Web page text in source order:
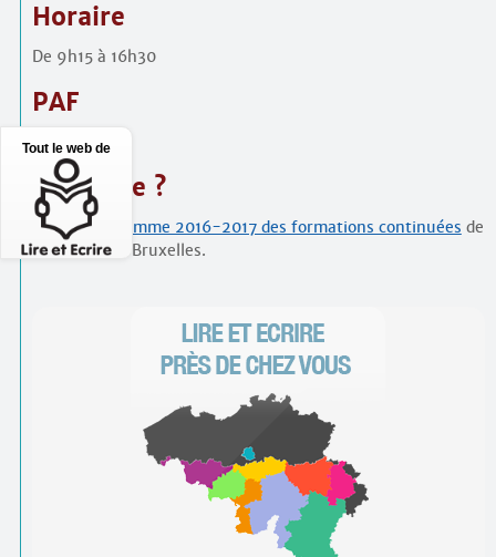
Horaire
De 9h15 à 16h30
PAF
30 €
S’inscrire ?
Voir leprogramme 2016-2017 des formations continuées de
Lire et Écrire Bruxelles.
Tout le web de